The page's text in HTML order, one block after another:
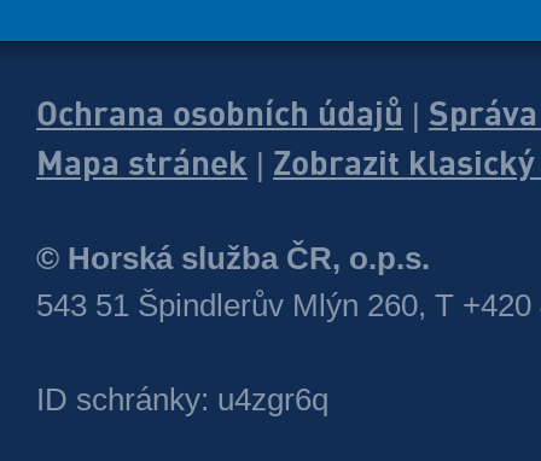
Ochrana osobních údajů
Mapa stránek
Zobrazit
© Horská služba ČR, o.p.s.
543 51 Špindlerův Mlýn 260, T +420
ID schránky: u4zgr6q